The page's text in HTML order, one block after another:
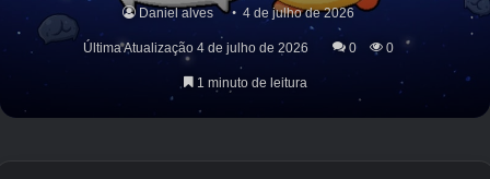
Daniel alves 4 de julho de 2026
Última Atualização 4 de julho de 2026 0 0
1 minuto de leitura